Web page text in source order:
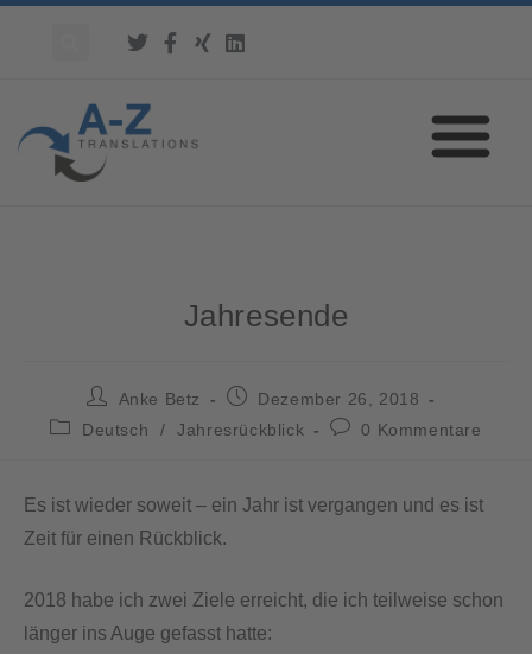
Jahresende
Anke Betz
Dezember 26, 2018
Deutsch
/ Jahresrückblick 0 Kommentare
Es ist wieder soweit – ein Jahr ist vergangen und es ist
Zeit für einen Rückblick.
2018 habe ich zwei Ziele erreicht, die ich teilweise schon
länger ins Auge gefasst hatte: